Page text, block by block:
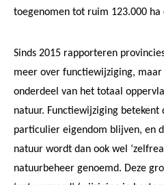
toegenomen tot ruim 123.000 ha
Sinds 2015 rapporteren
meer over functiewijziging,
onderdeel van het totaal
natuur. Functiewijziging betekent
particulier eigendom blijven, en
natuur wordt dan ook wel
natuurbeheer genoemd. Deze